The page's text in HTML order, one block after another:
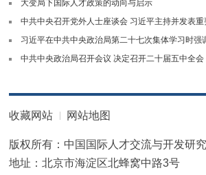
大变局下国际人才政策的动向与启示
中共中央召开党外人士座谈会 习近平主持并发表重
收藏网站 网站地图
版权所有：中国国际人才交流与开发研
地址：北京市海淀区北蜂窝中路3号